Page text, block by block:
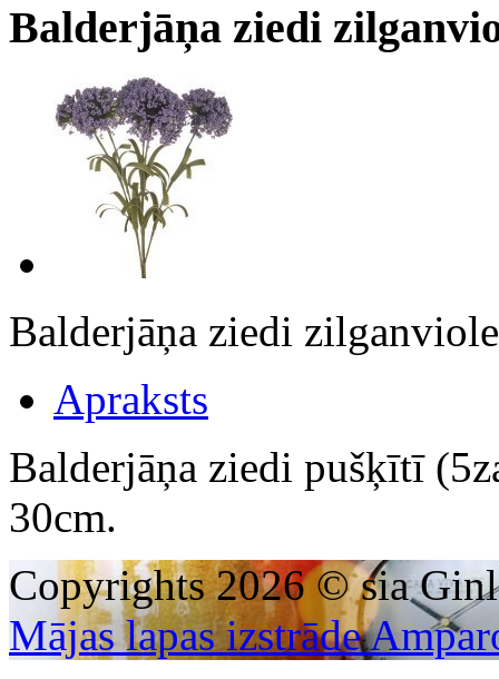
Balderjāņa ziedi
Balderjāņa ziedi
Apraksts
Balderjāņa ziedi pušķītī
30cm.
Copyrights 2026 © sia
Mājas lapas izstrāde